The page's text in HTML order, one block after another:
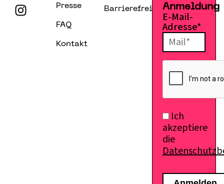
Presse
FAQ
Kontakt
Barrierefreiheitserklärung
Anmeldung
E-Mail-
Adresse*
Ich
akzeptiere
die